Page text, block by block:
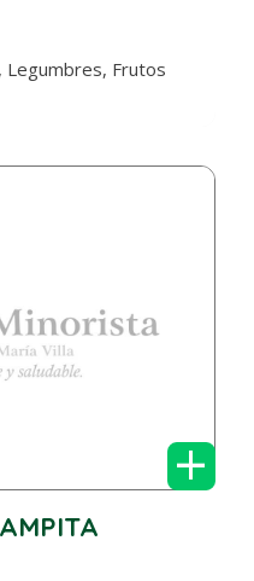
Legumbres, Frutos
+